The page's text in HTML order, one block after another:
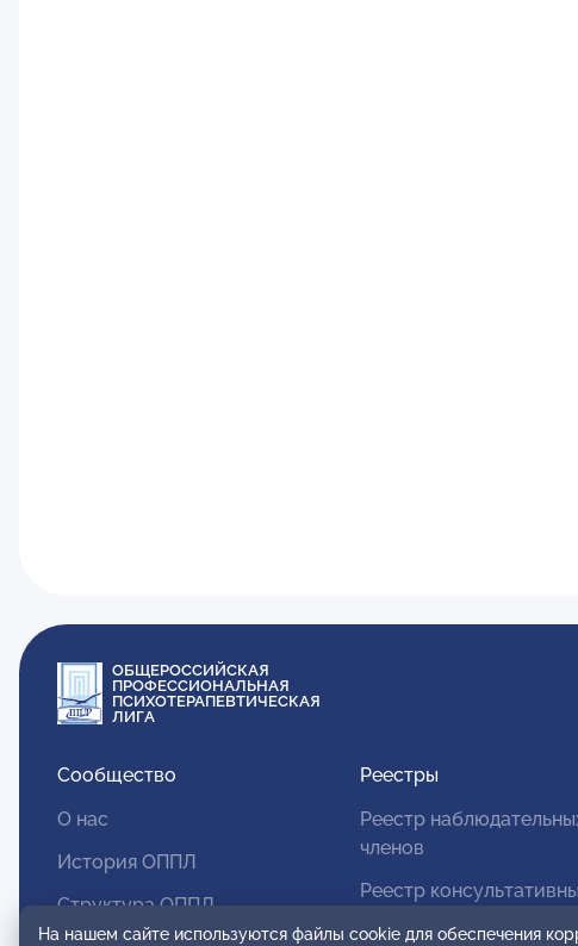
ОБЩЕРОССИЙСКАЯ
ПРОФЕССИОНАЛЬНАЯ
ПСИХОТЕРАПЕВТИЧЕСКАЯ
ЛИГА
Сообщество
О нас
История ОППЛ
Структура ОППЛ
Реестры
Реестр
членов
Реестр
На нашем сайте используются файлы cookie для обеспечения